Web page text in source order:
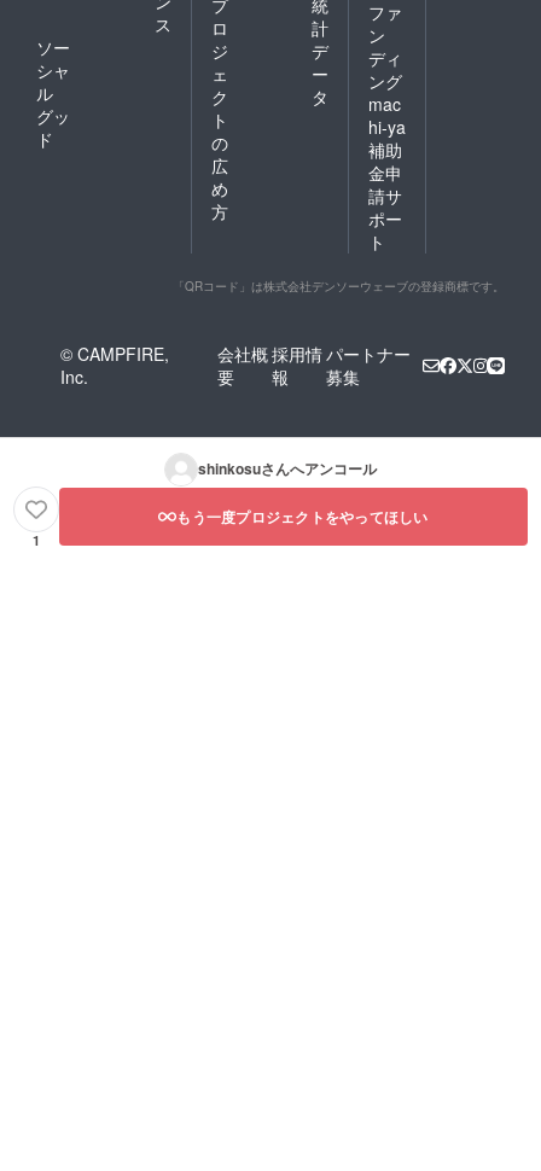
ス
ソー
シャ
ル
グッ
ド
ロ
ジ
ェ
ク
ト
の
広
め
方
計
デ
ー
タ
ファ
ン
ディ
ング
mac
hi-ya
補助
金申
請サ
ポー
ト
「QRコード」は株式会社デンソーウェーブの登録商標です。
© CAMPFIRE,
Inc.
会社概
要
採用情
報
パートナー
募集
shinkosuさんへアンコール
1
もう一度プロジェクトをやってほしい